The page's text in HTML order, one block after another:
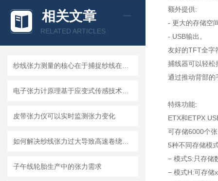
相关文章
RELATED ARTICLES
皮带张力仪可以实时监测张力变化
子午线轮胎生产中的张力需求
额外提供:
- 更大的存储空
- USB输出。
友好的TFT全字
捕线器可以轻松
通过推动背部的
特殊功能:
ETX和ETPX
可存储6000个
5种不同存储模
− 模式S:只存储
− 模式H:可存储